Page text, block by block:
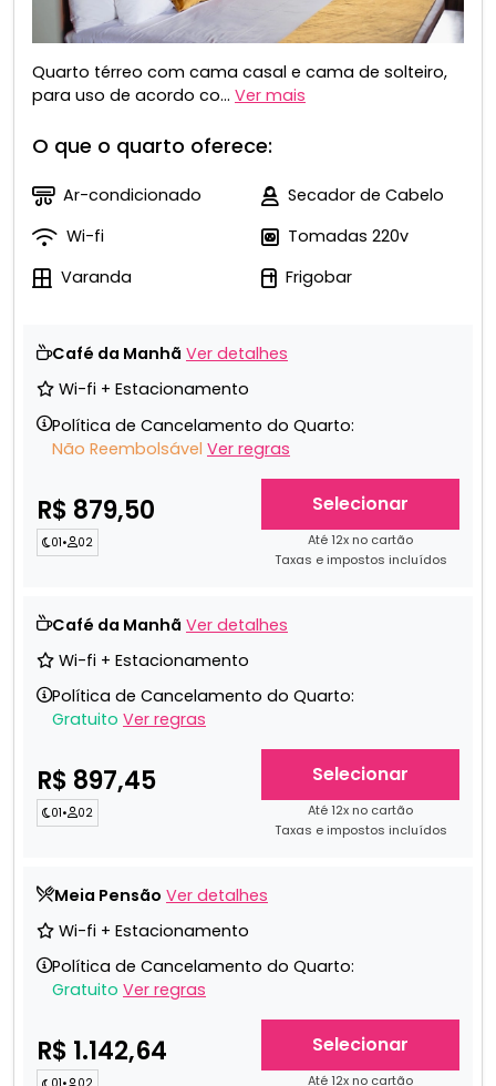
Quarto térreo com cama casal e cama de solteiro,
para uso de acordo co... Ver mais
O que o quarto oferece:
Ar-condicionado
Secador de Cabelo
Wi-fi
Tomadas 220v
Varanda
Frigobar
Café da Manhã Ver detalhes
Wi-fi + Estacionamento
Política de Cancelamento do Quarto:
Não Reembolsável Ver regras
R$ 879,50
01• 02
Selecionar
Até 12x no cartão
Taxas e impostos incluídos
Café da Manhã Ver detalhes
Wi-fi + Estacionamento
Política de Cancelamento do Quarto:
Gratuito Ver regras
R$ 897,45
01• 02
Selecionar
Até 12x no cartão
Taxas e impostos incluídos
Meia Pensão Ver detalhes
Wi-fi + Estacionamento
Política de Cancelamento do Quarto:
Gratuito Ver regras
R$ 1.142,64 Selecionar
Até 12x no cartão